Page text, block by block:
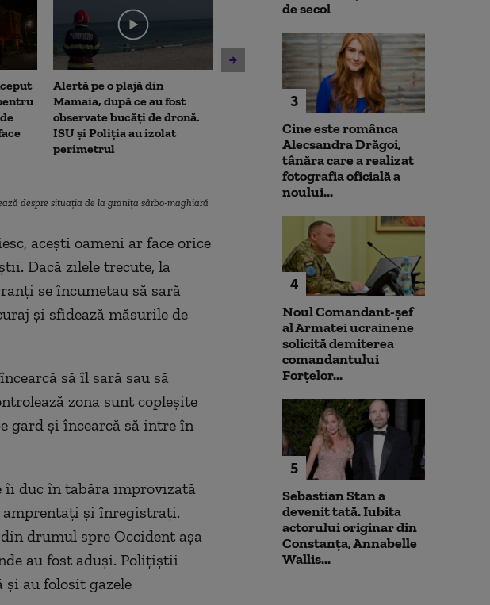
Alertă pe o plajă din
Mamaia, după ce au fost
observate bucăți de dronă.
ISU și Poliția au izolat
perimetrul
Amenzi pentru cei care
deranjează călătorii în
mijloacele de transport ale
STB. Pentru ce se vor da
Un asistent
pune la
violent. Ce nu
despre situaţia de la graniţa sârbo-maghiară
aceşti oameni ar face orice
Dacă zilele trecute, la
se încumetau să sară
şi sfidează măsurile de
să îl sară sau să
zona sunt copleşite
gard şi încearcă să intre în
îi duc în tabăra improvizată
amprentaţi şi înregistraţi.
drumul spre Occident aşa
au fost aduşi. Poliţiştii
au folosit gazele
de secol
3
Cine este românca
Alecsandra Drăgoi,
tânăra care a realizat
fotografia oficială a
noului...
4
Noul Comandant-șef
al Armatei ucrainene
solicită demiterea
comandantului
Forțelor...
5
Sebastian Stan a
devenit tată. Iubita
actorului originar din
Constanța, Annabelle
Wallis...